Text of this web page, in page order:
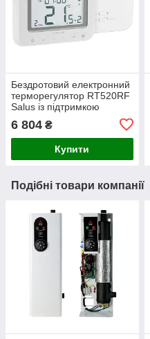
Бездротовий електронний
терморегулятор RT520RF
Salus із підтримкою
6 804 ₴
Купити
Подібні товари компанії